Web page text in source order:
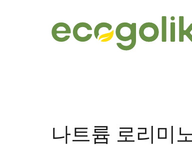
나트륨 로리미